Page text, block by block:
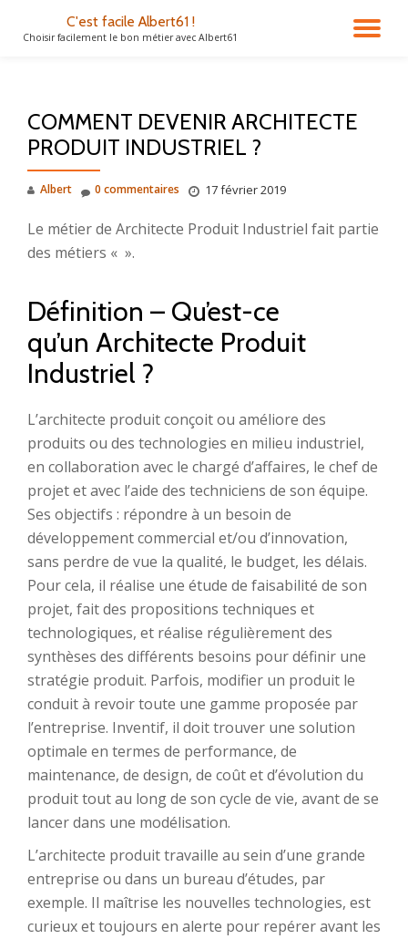
C'est facile Albert61 !
Choisir facilement le bon métier avec Albert61
COMMENT DEVENIR ARCHITECTE
PRODUIT INDUSTRIEL ?
Albert 17 février 2019
0 commentaires
Le métier de Architecte Produit Industriel fait partie
des métiers « ».
Définition – Qu’est-ce
qu’un Architecte Produit
Industriel ?
L’architecte produit conçoit ou améliore des
produits ou des technologies en milieu industriel,
en collaboration avec le chargé d’affaires, le chef de
projet et avec l’aide des techniciens de son équipe.
Ses objectifs : répondre à un besoin de
développement commercial et/ou d’innovation,
sans perdre de vue la qualité, le budget, les délais.
Pour cela, il réalise une étude de faisabilité de son
projet, fait des propositions techniques et
technologiques, et réalise régulièrement des
synthèses des différents besoins pour définir une
stratégie produit. Parfois, modifier un produit le
conduit à revoir toute une gamme proposée par
l’entreprise. Inventif, il doit trouver une solution
optimale en termes de performance, de
maintenance, de design, de coût et d’évolution du
produit tout au long de son cycle de vie, avant de se
lancer dans une modélisation.
L’architecte produit travaille au sein d’une grande
entreprise ou dans un bureau d’études, par
exemple. Il maîtrise les nouvelles technologies, est
curieux et toujours en alerte pour repérer avant les